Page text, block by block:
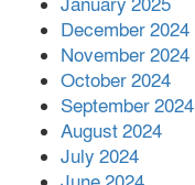
January 2025
December 2024
November 2024
October 2024
September 2024
August 2024
July 2024